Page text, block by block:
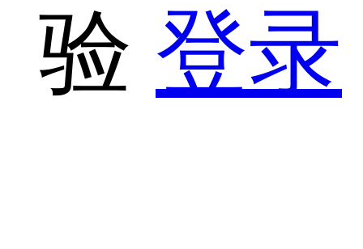
验 登录